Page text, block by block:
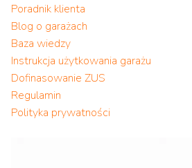
Poradnik klienta
Blog o garażach
Baza wiedzy
Instrukcja użytkowania garażu
Dofinasowanie ZUS
Regulamin
Polityka prywatności